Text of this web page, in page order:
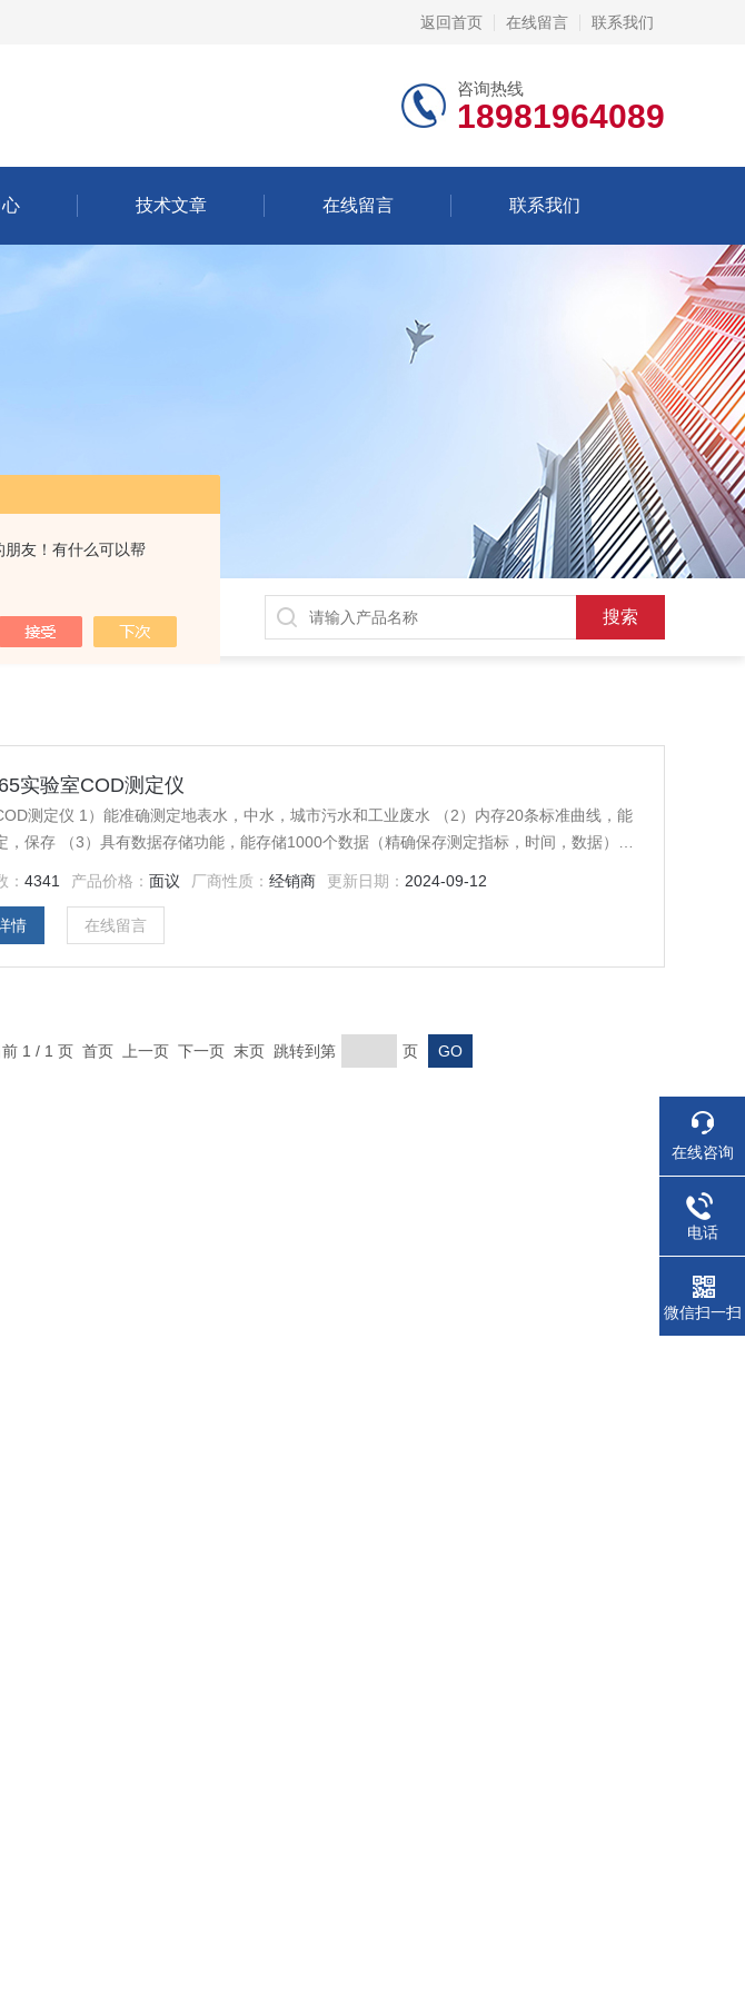
朋友！有什么可以帮
返回首页 在线留言 联系我们
咨询热线
18981964089
技术文章 在线留言 联系我们
实验室COD测定仪
测定仪 1）能准确测定地表水，中水，城市污水和工业废水 （2）内存20条标准曲线，能
，保存 （3）具有数据存储功能，能存储1000个数据（精确保存测定指标，时间，数据）
：4341 产品价格：面议 厂商性质：经销商 更新日期： 2024-09-12
情 在线留言
前 1 / 1 页 首页 上一页 下一页 末页 跳转到第 页
在线咨询
电话
微信扫一扫